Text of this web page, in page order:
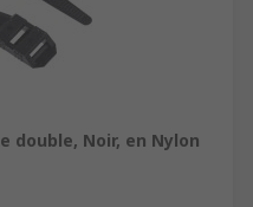
double, Noir, en Nylon